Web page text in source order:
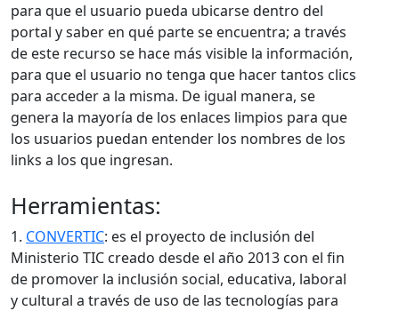
para que el usuario pueda ubicarse dentro del
portal y saber en qué parte se encuentra; a través
de este recurso se hace más visible la información,
para que el usuario no tenga que hacer tantos clics
para acceder a la misma. De igual manera, se
genera la mayoría de los enlaces limpios para que
los usuarios puedan entender los nombres de los
links a los que ingresan.
Herramientas:
1. CONVERTIC: es el proyecto de inclusión del
Ministerio TIC creado desde el año 2013 con el fin
de promover la inclusión social, educativa, laboral
y cultural a través de uso de las tecnologías para